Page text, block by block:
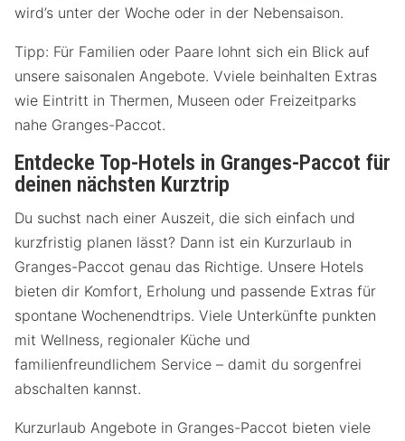
wird’s unter der Woche oder in der Nebensaison.
Tipp: Für Familien oder Paare lohnt sich ein Blick auf
unsere saisonalen Angebote. Vviele beinhalten Extras
wie Eintritt in Thermen, Museen oder Freizeitparks
nahe Granges-Paccot.
Entdecke Top-Hotels in Granges-Paccot für
deinen nächsten Kurztrip
Du suchst nach einer Auszeit, die sich einfach und
kurzfristig planen lässt? Dann ist ein Kurzurlaub in
Granges-Paccot genau das Richtige. Unsere Hotels
bieten dir Komfort, Erholung und passende Extras für
spontane Wochenendtrips. Viele Unterkünfte punkten
mit Wellness, regionaler Küche und
familienfreundlichem Service – damit du sorgenfrei
abschalten kannst.
Kurzurlaub Angebote in Granges-Paccot bieten viele